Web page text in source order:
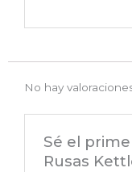
No hay
Sé el
Rusas